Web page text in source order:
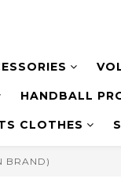
HANDBALL
CLOTHES
BRAND)